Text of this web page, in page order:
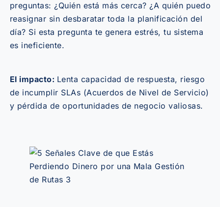
preguntas: ¿Quién está más cerca? ¿A quién puedo
reasignar sin desbaratar toda la planificación del
día? Si esta pregunta te genera estrés, tu sistema
es ineficiente.
El impacto: Lenta capacidad de respuesta, riesgo
de incumplir SLAs (Acuerdos de Nivel de Servicio)
y pérdida de oportunidades de negocio valiosas.